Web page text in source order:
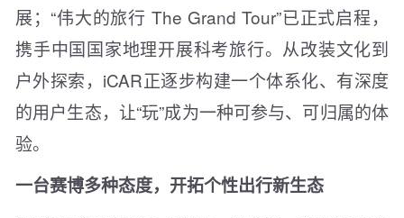
展；“伟大的旅行 The Grand Tour”已正式启程，
携手中国国家地理开展科考旅行。从改装文化到
户外探索，iCAR正逐步构建一个体系化、有深度
的用户生态，让“玩”成为一种可参与、可归属的体
验。
一台赛博多种态度，开拓个性出行新生态